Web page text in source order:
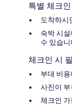
특별 체크
도착하시
숙박 시
수 있습니
체크인 시
부대 비
사진이
체크인 가